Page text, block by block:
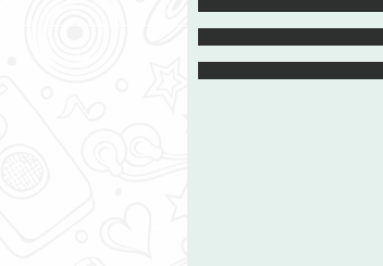
איתן בשלום,
עם קשיים רבים.
שהיו בימים טובים